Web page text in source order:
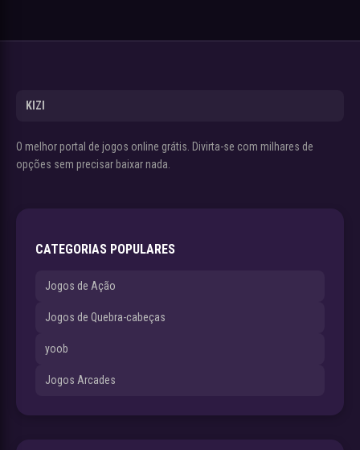
KIZI
O melhor portal de jogos online grátis. Divirta-se com milhares de
opções sem precisar baixar nada.
CATEGORIAS POPULARES
Jogos de Ação
Jogos de Quebra-cabeças
yoob
Jogos Arcades